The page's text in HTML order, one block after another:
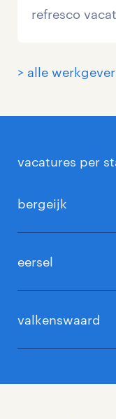
refresco
> alle
vacatures per
bergeijk
eersel
valkenswaard